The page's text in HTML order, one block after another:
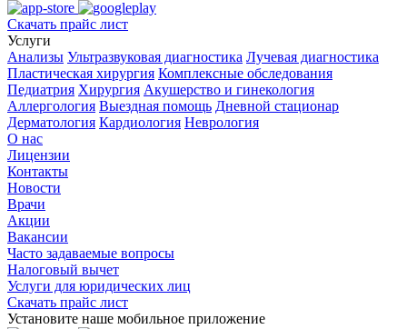
Скачать прайс лист
Услуги
Анализы Ультразвуковая диагностика Лучевая диагностика
Пластическая хирургия Комплексные обследования
Педиатрия Хирургия Акушерство и гинекология
Аллергология Выездная помощь Дневной стационар
Дерматология Кардиология Неврология
О нас
Лицензии
Контакты
Новости
Врачи
Акции
Вакансии
Часто задаваемые вопросы
Налоговый вычет
Услуги для юридических лиц
Скачать прайс лист
Установите наше мобильное приложение